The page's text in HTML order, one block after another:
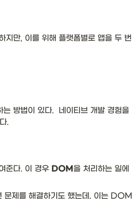
지만, 이를 위해 플랫폼별로 앱을 두 번
방법이 있다.  네이티브 개발 경험을
.
준다. 이 경우 DOM을 처리하는 일에
문제를 해결하기도 했는데, 이는 DOM